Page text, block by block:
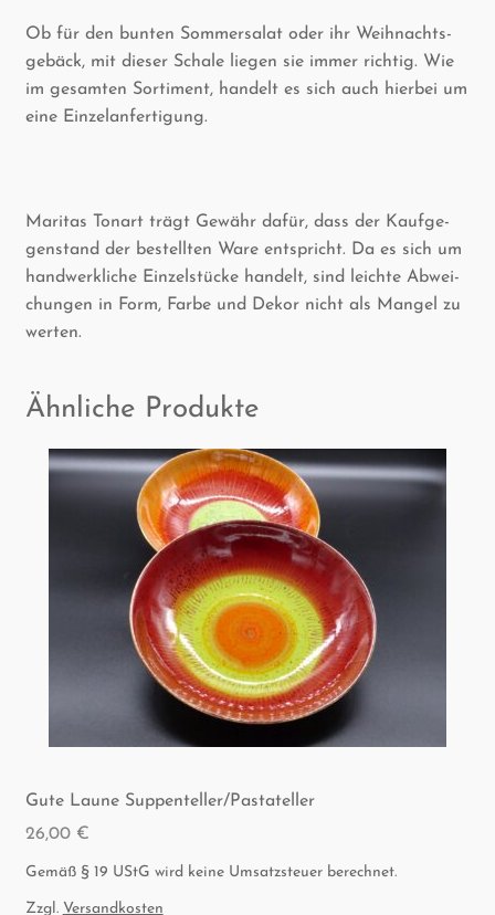
Ob für den bun­ten Som­mer­sa­lat oder ihr Weih­nachts­
ge­bäck, mit die­ser Scha­le lie­gen sie immer rich­tig. Wie
im gesam­ten Sor­ti­ment, han­delt es sich auch hier­bei um
eine Einzelanfertigung.
Mari­tas Ton­art trägt Gewähr dafür, dass der Kauf­ge­
gen­stand der bestell­ten Ware ent­spricht. Da es sich um
hand­werk­li­che Ein­zel­stü­cke han­delt, sind leich­te Abwei­
chun­gen in Form, Far­be und Dekor nicht als Man­gel zu
werten.
Ähnliche Produkte
Gute Lau­ne Suppenteller/Pastateller
26,00 €
Gemäß § 19 UStG wird keine Umsatzsteuer berechnet.
Zzgl. Versandkosten